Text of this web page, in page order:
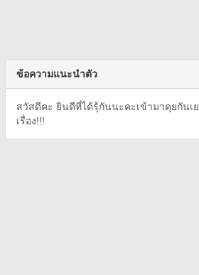
ข้อความแนะนำตัว
สวัสดีคะ ยินดีที่ได้รุ้กันนะคะเข้ามาคุยกันเ
เรื่อง!!!